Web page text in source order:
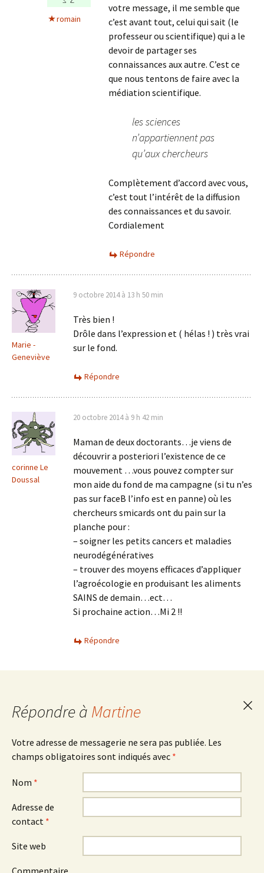
romain
votre message, il me semble que
c’est avant tout, celui qui sait (le
professeur ou scientifique) qui a le
devoir de partager ses
connaissances aux autre. C’est ce
que nous tentons de faire avec la
médiation scientifique.
les sciences
n’appartiennent pas
qu’aux chercheurs
Complètement d’accord avec vous,
c’est tout l’intérêt de la diffusion
des connaissances et du savoir.
Cordialement
Répondre
Marie -
Geneviève
9 octobre 2014 à 13 h 50 min
Très bien !
Drôle dans l’expression et ( hélas ! ) très vrai
sur le fond.
Répondre
corinne Le
Doussal
20 octobre 2014 à 9 h 42 min
Maman de deux doctorants…je viens de
découvrir a posteriori l’existence de ce
mouvement …vous pouvez compter sur
mon aide du fond de ma campagne (si tu n’es
pas sur faceB l’info est en panne) où les
chercheurs smicards ont du pain sur la
planche pour :
– soigner les petits cancers et maladies
neurodégénératives
– trouver des moyens efficaces d’appliquer
l’agroécologie en produisant les aliments
SAINS de demain…ect…
Si prochaine action…Mi 2 !!
Répondre
Répondre à Martine
Votre adresse de messagerie ne sera pas publiée. Les
champs obligatoires sont indiqués avec *
Nom *
Adresse de
contact *
Site web
Commentaire